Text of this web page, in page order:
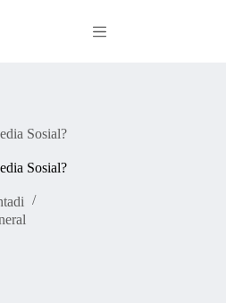
Sosial?
Sosial?